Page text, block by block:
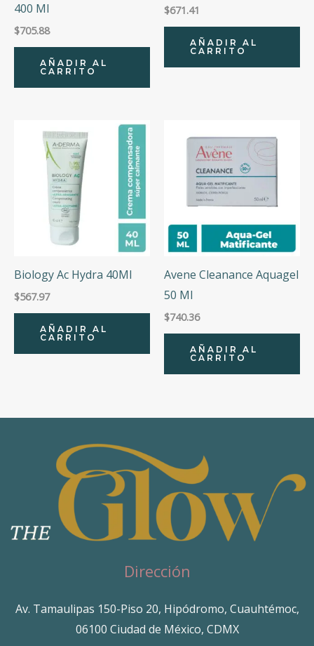
400 Ml
$705.88
AÑADIR AL
CARRITO
$671.41
AÑADIR AL
CARRITO
Biology Ac Hydra 40Ml
$567.97
AÑADIR AL
CARRITO
Avene Cleanance Aquagel
50 Ml
$740.36
AÑADIR AL
CARRITO
Dirección
Av. Tamaulipas 150-Piso 20, Hipódromo, Cuauhtémoc,
06100 Ciudad de México, CDMX